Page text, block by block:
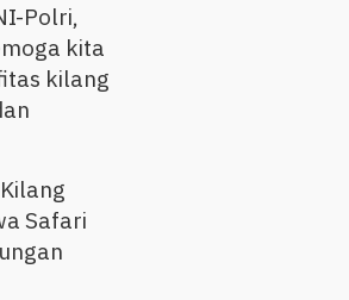
Polri,
kita
kilang
Safari